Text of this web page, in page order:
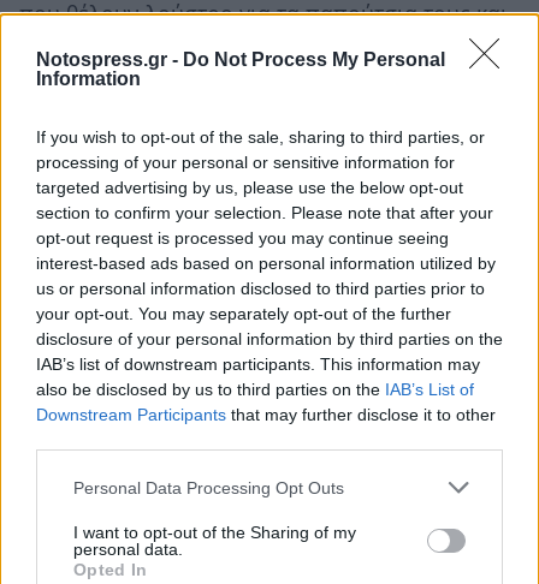
Notospress.gr - Do Not Process My Personal
Information
If you wish to opt-out of the sale, sharing to third parties, or
processing of your personal or sensitive information for
targeted advertising by us, please use the below opt-out
section to confirm your selection. Please note that after your
opt-out request is processed you may continue seeing
interest-based ads based on personal information utilized by
us or personal information disclosed to third parties prior to
your opt-out. You may separately opt-out of the further
disclosure of your personal information by third parties on the
IAB’s list of downstream participants. This information may
also be disclosed by us to third parties on the IAB’s List of
Downstream Participants that may further disclose it to other
Personal Data Processing Opt Outs
I want to opt-out of the Sharing of my
personal data.
Opted In
που θέλουν λούστρο για τα παπούτσια τους και
μάλιστα στη γωνιά που κάποτε μύριζε βερνίκι…
Ο Γιώργος «έφυγε» και μαζί χάθηκε και το
Γραφική φιγούρα της άστεγης Σπάρτης από το
φωτογραφικό αρχείο του notospress.gr.
ΝοtosFlashBack